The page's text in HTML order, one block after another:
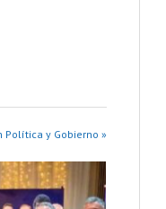
Política y Gobierno »